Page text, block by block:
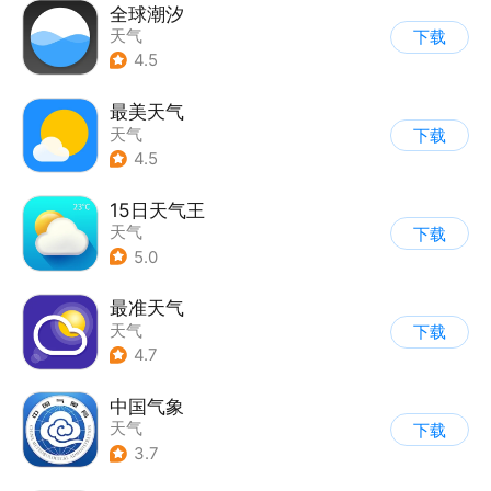
全球潮汐
天气
4.5
下载
最美天气
天气
4.5
下载
15日天气王
天气
5.0
下载
最准天气
天气
4.7
下载
中国气象
天气
3.7
下载